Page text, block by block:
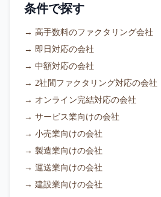
条件で探す
→ 高手数料のファクタリング会社
→ 即日対応の会社
→ 中額対応の会社
→ 2社間ファクタリング対応の会社
→ オンライン完結対応の会社
→ サービス業向けの会社
→ 小売業向けの会社
→ 製造業向けの会社
→ 運送業向けの会社
→ 建設業向けの会社